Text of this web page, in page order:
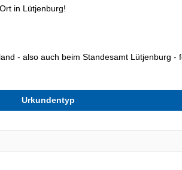
in Lütjenburg!
- also auch beim Standesamt Lütjenburg -
Urkundentyp